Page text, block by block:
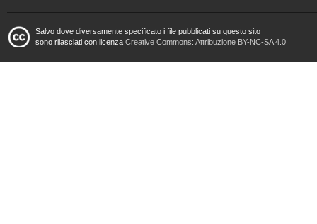
Salvo dove diversamente specificato i file pubblicati su questo sito
sono rilasciati con licenza Creative Commons: Attribuzione BY-NC-SA 4.0